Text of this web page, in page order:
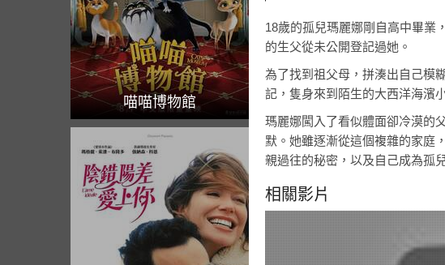
喵喵博物館
18歲的孤兒瑪麗娜剛自高中畢業
的生父從未公開登記過她。
為了找到祖父母，拼湊出自己模
記，隻身來到陌生的大西洋海濱
瑪麗娜闖入了看似體面卻冷漠的
默。她雖逐漸從這個複雜的家庭
親過往的秘密，以及自己成為孤
相關影片